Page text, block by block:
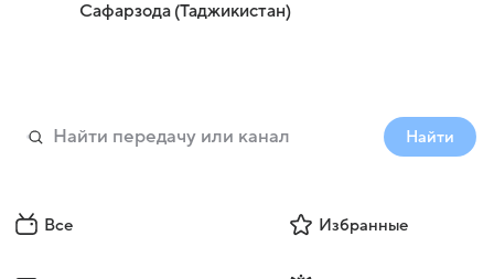
Сафарзода (Таджикистан)
Найти
Все Избранные